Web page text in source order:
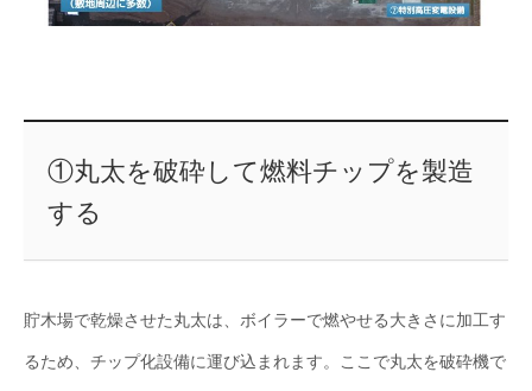
①丸太を破砕して燃料チップを製造
する
貯木場で乾燥させた丸太は、ボイラーで燃やせる大きさに加工す
るため、チップ化設備に運び込まれます。ここで丸太を破砕機で